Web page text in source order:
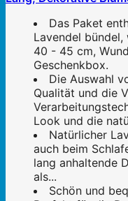
Das Paket
Lavendel
40 - 45 cm,
Geschenkbox.
Die Auswahl
Qualität und die
Look und die
Natürlicher
auch beim
lang anhaltende
als...
Schön und